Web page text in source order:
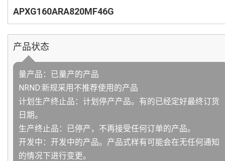
APXG160ARA820MF46G
产品状态
量产品：已量产的产品
NRND:新规采用不推荐使用的产品
计划生产终止品：计划停产产品。有的已经定好最终订货
日期。
生产终止品：已停产，不再接受任何订单的产品。
开发中：开发中的产品。产品式样有可能会在无任何通知
的情况下进行变更。